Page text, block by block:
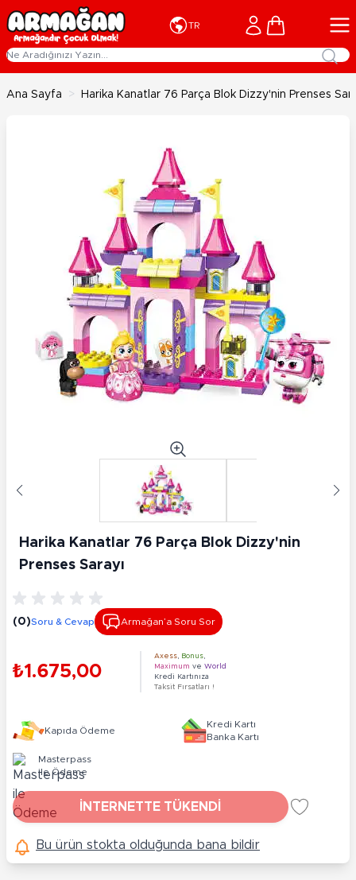
İçeriğe geç
TR Cart
Ana Sayfa > Harika Kanatlar 76 Parça Blok Dizzy'nin Prenses
Harika Kanatlar 76 Parça Blok Dizzy'nin
Prenses Sarayı
(0)Soru & Cevap Armağan’a Soru Sor
₺1.675,00
Axess Bonus
Maximum ve World
Kredi Kartınıza
Taksit Fırsatları !
Kapıda Ödeme
Kredi Kartı
Banka Kartı
Masterpass
ile Ödeme
İNTERNETTE TÜKENDİ
Bu ürün stokta olduğunda bana bildir